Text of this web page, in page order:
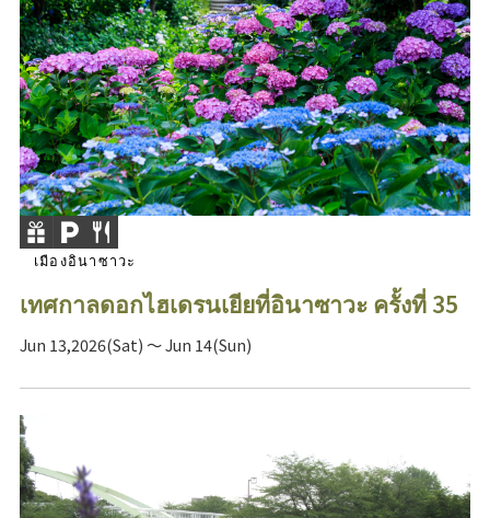
เมืองอินาซาวะ
เทศกาลดอกไฮเดรนเยียที่อินาซาวะ ครั้งที่ 35
Jun 13,2026(Sat) ～ Jun 14(Sun)